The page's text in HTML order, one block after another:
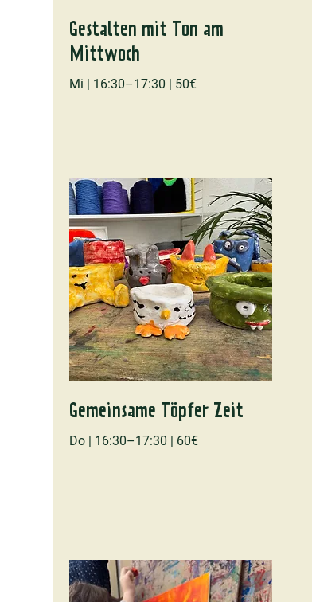
Gestalten mit Ton am
Mittwoch
Mi | 16:30–17:30 | 50€
Gemeinsame Töpfer Zeit
Do | 16:30–17:30 | 60€